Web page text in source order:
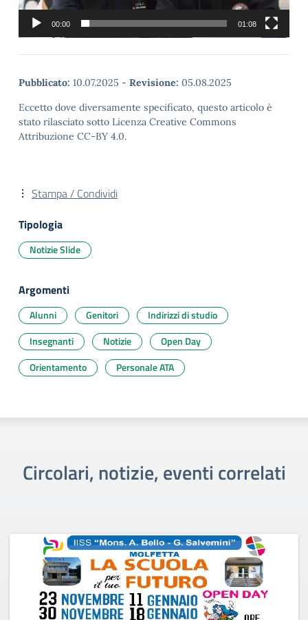
00:00 01:08
Pubblicato: 10.07.2025 - Revisione: 05.08.2025
Eccetto dove diversamente specificato, questo articolo è
stato rilasciato sotto Licenza Creative Commons
Attribuzione CC-BY 4.0.
Stampa / Condividi
Tipologia
Notizie Slide
Argomenti
Alunni Genitori
Indirizzi di studio
Insegnanti
Notizie
Open Day
Orientamento
Personale ATA
Circolari, notizie, eventi correlati